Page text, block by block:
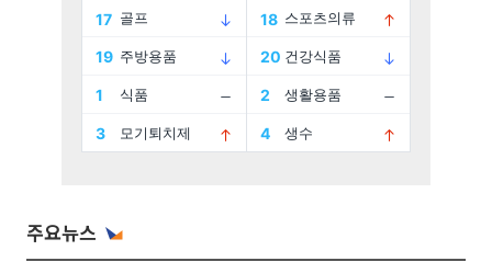
주요뉴스